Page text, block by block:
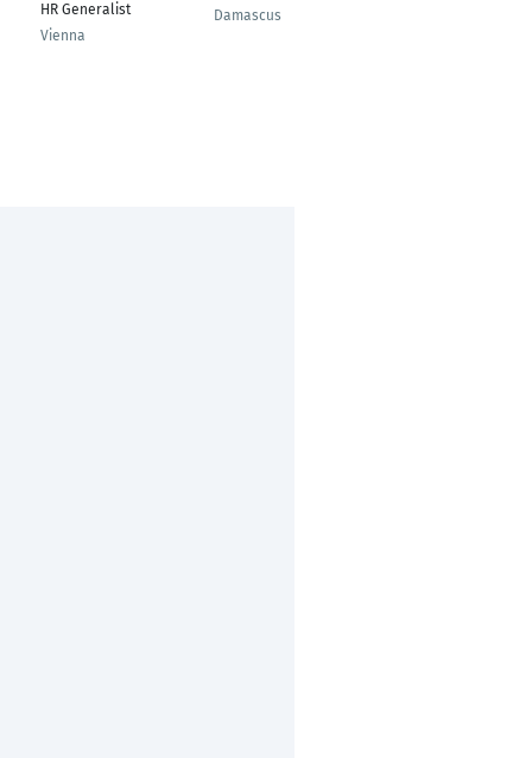
HR Generalist
Vienna
Damascus